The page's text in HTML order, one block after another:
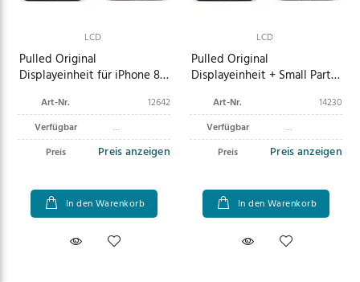
LCD
Pulled Original
Displayeinheit für iPhone 8
Art-Nr.
12642
Verfügbar
Preis
Preis anzeigen
In den Warenkorb
LCD
Pulled Original
Displayeinheit + Small Parts
Art-Nr.
14230
Verfügbar
Preis
Preis anzeigen
In den Warenkorb